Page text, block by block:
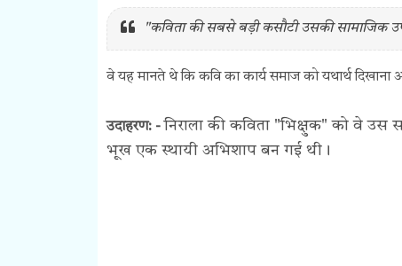
"कविता की सबसे बड़ी कसौटी उसकी सामाजिक
वे यह मानते थे कि कवि का कार्य समाज को यथार्थ
उदाहरण: - निराला की कविता "भिक्षुक" को वे
भूख एक स्थायी अभिशाप बन गई थी।